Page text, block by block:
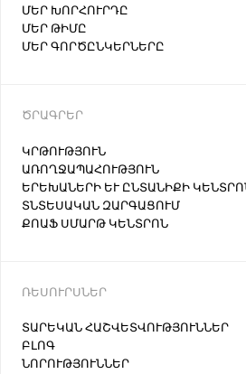
ՄԵՐ ԽՈՐՀՈՒՐԴԸ
ՄԵՐ ԹԻՄԸ
ՄԵՐ ԳՈՐԾԸՆԿԵՐՆԵՐԸ
ԾՐԱԳՐԵՐ
ԿՐԹՈՒԹՅՈՒՆ
ԱՌՈՂՋԱՊԱՀՈՒԹՅՈՒՆ
ԵՐԵԽԱՆԵՐԻ ԵՒ ԸՆՏԱՆԻՔԻ ԿԵՆՏՐՈՆ
ՏՆՏԵՍԱԿԱՆ ԶԱՐԳԱՑՈՒՄ
ՔՈԱՖ ՍՄԱՐԹ ԿԵՆՏՐՈՆ
ՌԵՍՈՒՐՍՆԵՐ
ՏԱՐԵԿԱՆ ՀԱՇՎԵՏՎՈՒԹՅՈՒՆՆԵՐ
ԲԼՈԳ
ՆՈՐՈՒԹՅՈՒՆՆԵՐ